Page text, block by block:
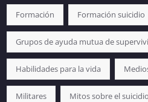
Formación Formación suicidio
Grupos de ayuda mutua de
Habilidades para la vida
Militares Mitos sobre el suicidio